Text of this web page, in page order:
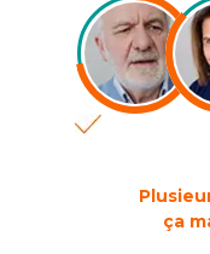
ça